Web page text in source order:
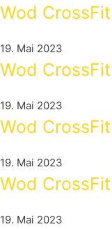
Wod
19. Mai 2023
Wod
19. Mai 2023
Wod
19. Mai 2023
Wod
19. Mai 2023